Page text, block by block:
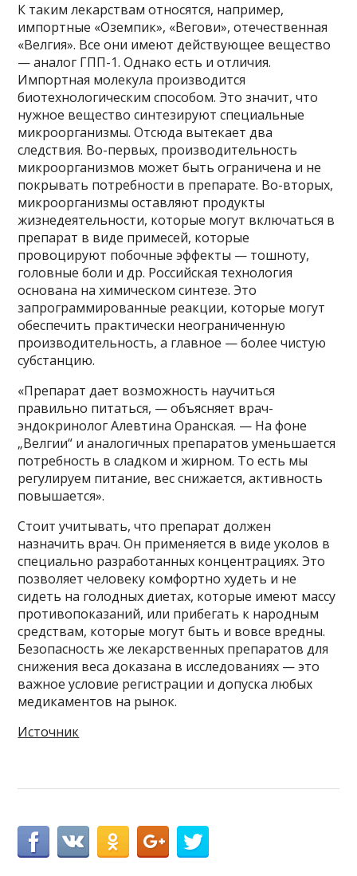
К таким лекарствам относятся, например,
импортные «Оземпик», «Вегови», отечественная
«Велгия». Все они имеют действующее вещество
— аналог ГПП-1. Однако есть и отличия.
Импортная молекула производится
биотехнологическим способом. Это значит, что
нужное вещество синтезируют специальные
микроорганизмы. Отсюда вытекает два
следствия. Во-первых, производительность
микроорганизмов может быть ограничена и не
покрывать потребности в препарате. Во-вторых,
микроорганизмы оставляют продукты
жизнедеятельности, которые могут включаться в
препарат в виде примесей, которые
провоцируют побочные эффекты — тошноту,
головные боли и др. Российская технология
основана на химическом синтезе. Это
запрограммированные реакции, которые могут
обеспечить практически неограниченную
производительность, а главное — более чистую
субстанцию.
«Препарат дает возможность научиться
правильно питаться, — объясняет врач-
эндокринолог Алевтина Оранская. — На фоне
„Велгии“ и аналогичных препаратов уменьшается
потребность в сладком и жирном. То есть мы
регулируем питание, вес снижается, активность
повышается».
Стоит учитывать, что препарат должен
назначить врач. Он применяется в виде уколов в
специально разработанных концентрациях. Это
позволяет человеку комфортно худеть и не
сидеть на голодных диетах, которые имеют массу
противопоказаний, или прибегать к народным
средствам, которые могут быть и вовсе вредны.
Безопасность же лекарственных препаратов для
снижения веса доказана в исследованиях — это
важное условие регистрации и допуска любых
медикаментов на рынок.
Источник